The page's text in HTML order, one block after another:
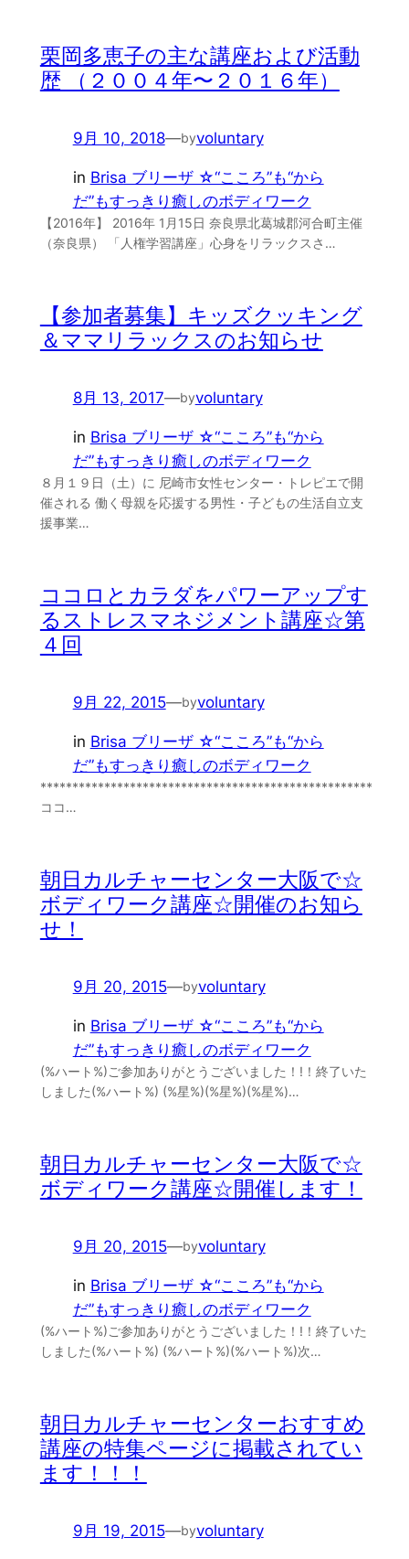
栗岡多恵子の主な講座および活動
歴 （２００４年〜２０１６年）
9月 10, 2018—byvoluntary
in Brisa ブリーザ ☆“こころ”も“から
だ”もすっきり癒しのボディワーク
【2016年】 2016年 1月15日 奈良県北葛城郡河合町主催
（奈良県） 「人権学習講座」心身をリラックスさ…
【参加者募集】キッズクッキング
＆ママリラックスのお知らせ
8月 13, 2017—byvoluntary
in Brisa ブリーザ ☆“こころ”も“から
だ”もすっきり癒しのボディワーク
８月１９日（土）に 尼崎市女性センター・トレピエで開
催される 働く母親を応援する男性・子どもの生活自立支
援事業…
ココロとカラダをパワーアップす
るストレスマネジメント講座☆第
４回
9月 22, 2015—byvoluntary
in Brisa ブリーザ ☆“こころ”も“から
だ”もすっきり癒しのボディワーク
****************************************************
ココ…
朝日カルチャーセンター大阪で☆
ボディワーク講座☆開催のお知ら
せ！
9月 20, 2015—byvoluntary
in Brisa ブリーザ ☆“こころ”も“から
だ”もすっきり癒しのボディワーク
(%ハート%)ご参加ありがとうございました！!！終了いた
しました(%ハート%) (%星%)(%星%)(%星%)…
朝日カルチャーセンター大阪で☆
ボディワーク講座☆開催します！
9月 20, 2015—byvoluntary
in Brisa ブリーザ ☆“こころ”も“から
だ”もすっきり癒しのボディワーク
(%ハート%)ご参加ありがとうございました！!！終了いた
しました(%ハート%) (%ハート%)(%ハート%)次…
朝日カルチャーセンターおすすめ
講座の特集ページに掲載されてい
ます！！！
9月 19, 2015—byvoluntary